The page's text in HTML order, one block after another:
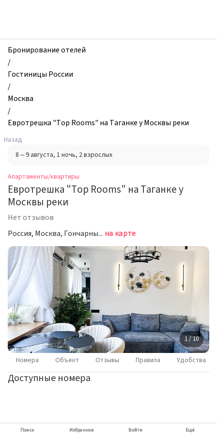
и
квартиры,
Евротрешка
"Top
Rooms"
на
Таганке
Москвы
реки,
Москва,
Россия
Бронирование отелей
/
Гостиницы России
/
Москва
/
Евротрешка "Top Rooms" на Таганке у Москвы реки
Назад
8 – 9 августа, 1 ночь, 2 взрослых
Апартаменты/квартиры
Евротрешка "Top Rooms" на Таганке у
Москвы реки
Нет отзывов
Россия, Москва, Гончарный проезд, 6с1 на карте
1 / 10
Номера Объект Отзывы Правила Удобства
Доступные номера
Поиск Избранное Войти Ещё